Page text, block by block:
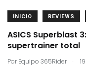
INICIO REVIEWS
ASICS Superblast
supertrainer total
Por Equipo 365Rider .